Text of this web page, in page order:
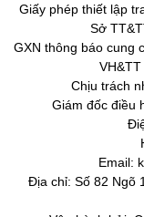
Giấy phép thiết lập
Sở
GXN thông báo cung
Chịu trách
Giám đốc điều
Email:
Địa chỉ: Số 82 Ngõ